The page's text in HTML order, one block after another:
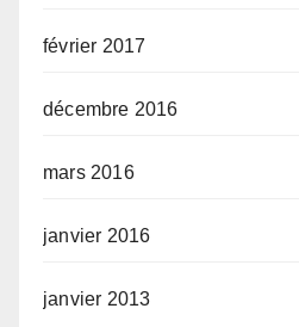
février 2017
décembre 2016
mars 2016
janvier 2016
janvier 2013